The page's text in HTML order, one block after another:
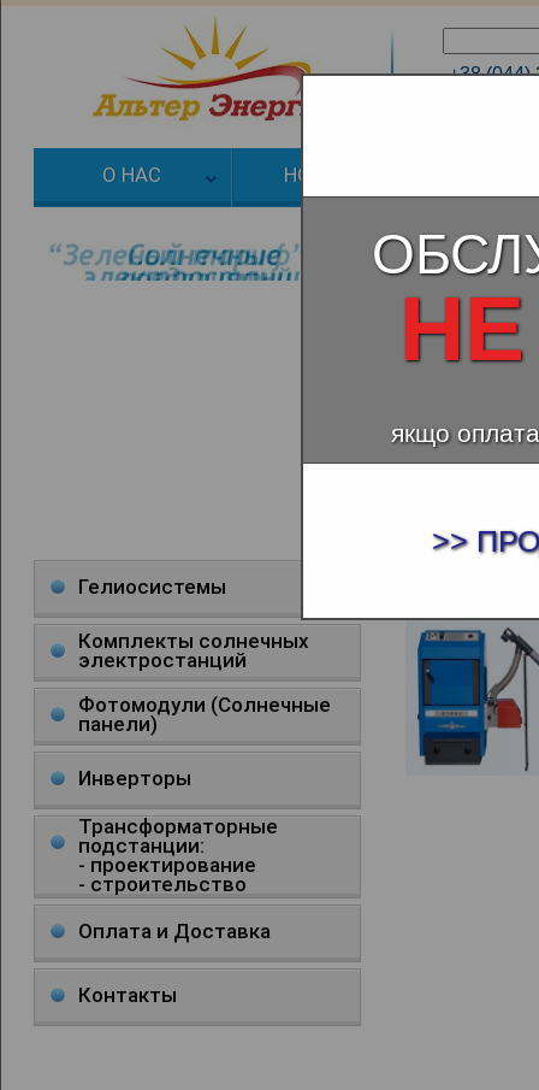
+38 (044)
О НАС НОВОСТИ
Гелиосистемы
Комплекты солнечных
электростанций
Фотомодули (Солнечные
панели)
Инверторы
Трансформаторные
подстанции:
- проектирование
- строительство
Оплата и Доставка
Контакты
якщо
>>